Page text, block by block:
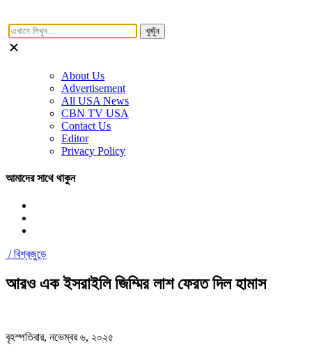
খুজুঁন
About Us
Advertisement
All USA News
CBN TV USA
Contact Us
Editor
Privacy Policy
আমাদের সাথে থাকুন
/বিশ্বজুড়ে
আরও এক ইসরাইলি জিম্মির লাশ ফেরত দিল হামাস
বৃহস্পতিবার, নভেম্বর ৬, ২০২৫